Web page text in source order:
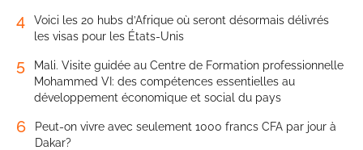
4
Voici les 20 hubs d’Afrique où seront désormais délivrés
les visas pour les États-Unis
5
Mali. Visite guidée au Centre de Formation professionnelle
Mohammed VI: des compétences essentielles au
développement économique et social du pays
6
Peut-on vivre avec seulement 1000 francs CFA par jour à
Dakar?